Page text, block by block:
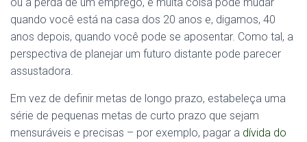
quando você está na casa dos 20 anos e, digamos, 40
anos depois, quando você pode se aposentar. Como tal, a
perspectiva de planejar um futuro distante pode parecer
assustadora.
Em vez de definir metas de longo prazo, estabeleça uma
série de pequenas metas de curto prazo que sejam
mensuráveis ​​e precisas – por exemplo, pagar a dívida do